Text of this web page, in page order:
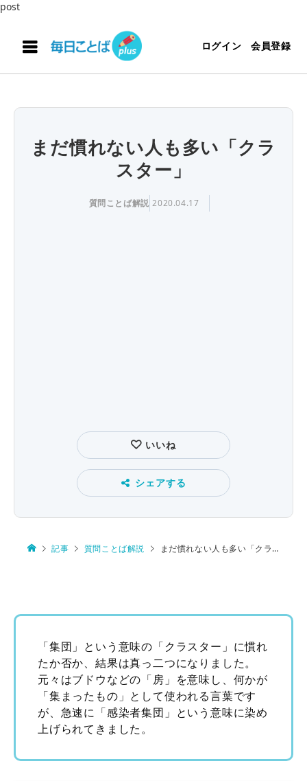
post
ログイン 会員登録
まだ慣れない人も多い「クラ
スター」
質問ことば解説 2020.04.17
いいね
シェアする
記事 質問ことば解説 まだ慣れない人も多い「クラスター」
「集団」という意味の「クラスター」に慣れ
たか否か、結果は真っ二つになりました。
元々はブドウなどの「房」を意味し、何かが
「集まったもの」として使われる言葉です
が、急速に「感染者集団」という意味に染め
上げられてきました。